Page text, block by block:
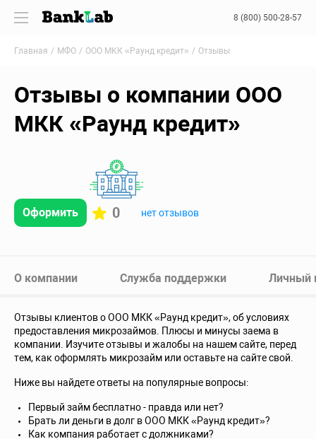
8 (800) 500-28-57
Главная МФО ООО МКК «Раунд кредит» Отзывы
Отзывы о компании ООО
МКК «Раунд кредит»
Оформить 0 нет отзывов
О компании Служба поддержки Личный
Отзывы клиентов о ООО МКК «Раунд кредит», об условиях
предоставления микрозаймов. Плюсы и минусы заема в
компании. Изучите отзывы и жалобы на нашем сайте, перед
тем, как оформлять микрозайм или оставьте на сайте свой.
Ниже вы найдете ответы на популярные вопросы:
Первый займ бесплатно - правда или нет?
Брать ли деньги в долг в ООО МКК «Раунд кредит»?
Как компания работает с должниками?